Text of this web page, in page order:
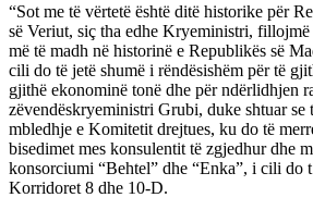
“Sot me të vërtetë është ditë historike për
së Veriut, siç tha edhe Kryeministri,
më të madh në historinë e Republikës së
cili do të jetë shumë i rëndësishëm për të
gjithë ekonominë tonë dhe për ndërlidhjen
zëvendëskryeministri Grubi, duke shtuar se
mbledhje e Komitetit drejtues, ku do të
bisedimet mes konsulentit të zgjedhur dhe
konsorciumi “Behtel” dhe “Enka”, i cili do
Korridoret 8 dhe 10-D.